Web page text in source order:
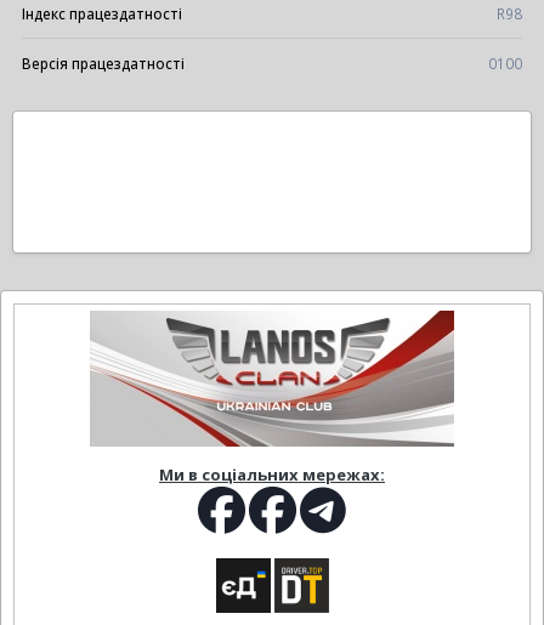
Індекс працездатності R98
Версія працездатності 0100
Ми в соціальних мережах: